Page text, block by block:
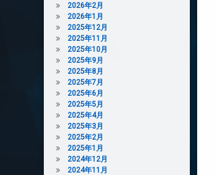
2026年2月
2026年1月
2025年12月
2025年11月
2025年10月
2025年9月
2025年8月
2025年7月
2025年6月
2025年5月
2025年4月
2025年3月
2025年2月
2025年1月
2024年12月
2024年11月